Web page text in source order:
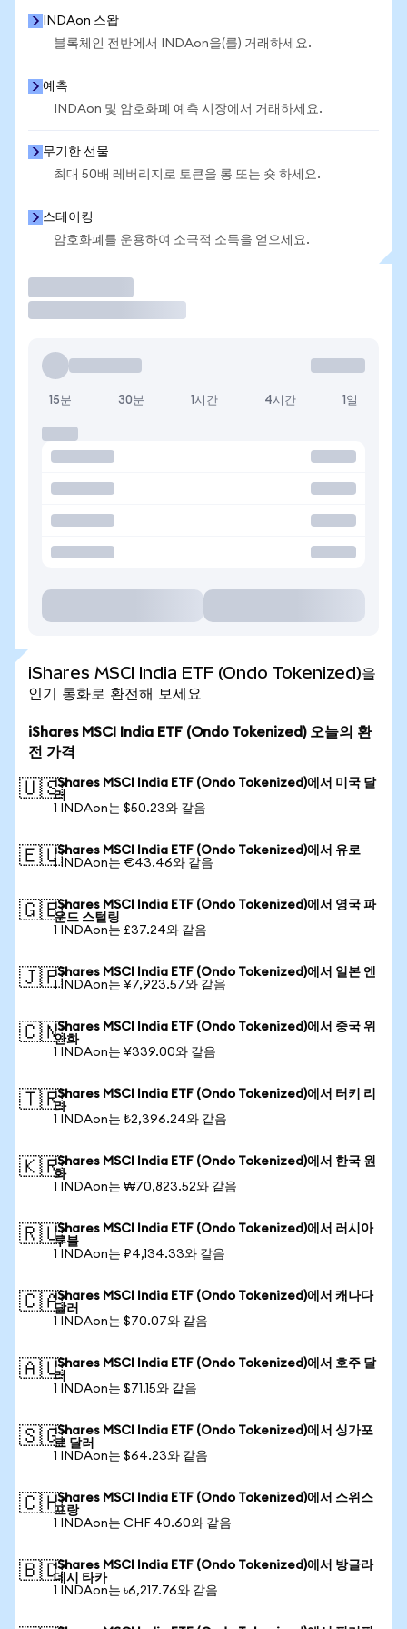
INDAon 스왑
블록체인 전반에서 INDAon을(를) 거래하세요.
예측
INDAon 및 암호화폐 예측 시장에서 거래하세요.
무기한 선물
최대 50배 레버리지로 토큰을 롱 또는 숏 하세요.
스테이킹
암호화폐를 운용하여 소극적 소득을 얻으세요.
15분 30분 1시간 4시간 1일
iShares MSCI India ETF (Ondo Tokenized)을
인기 통화로 환전해 보세요
iShares MSCI India ETF (Ondo Tokenized) 오늘의 환
전 가격
🇺🇸iShares MSCI India ETF (Ondo Tokenized)에서 미국 달
러
1 INDAon는 $50.23와 같음
🇪🇺iShares MSCI India ETF (Ondo Tokenized)에서 유로
1 INDAon는 €43.46와 같음
🇬🇧iShares MSCI India ETF (Ondo Tokenized)에서 영국 파
운드 스털링
1 INDAon는 £37.24와 같음
🇯🇵iShares MSCI India ETF (Ondo Tokenized)에서 일본 엔
1 INDAon는 ¥7,923.57와 같음
🇨🇳iShares MSCI India ETF (Ondo Tokenized)에서 중국 위
안화
1 INDAon는 ¥339.00와 같음
🇹🇷iShares MSCI India ETF (Ondo Tokenized)에서 터키 리
라
1 INDAon는 ₺2,396.24와 같음
🇰🇷iShares MSCI India ETF (Ondo Tokenized)에서 한국 원
화
1 INDAon는 ₩70,823.52와 같음
🇷🇺iShares MSCI India ETF (Ondo Tokenized)에서 러시아
루블
1 INDAon는 ₽4,134.33와 같음
🇨🇦iShares MSCI India ETF (Ondo Tokenized)에서 캐나다
달러
1 INDAon는 $70.07와 같음
🇦🇺iShares MSCI India ETF (Ondo Tokenized)에서 호주 달
러
1 INDAon는 $71.15와 같음
🇸🇬iShares MSCI India ETF (Ondo Tokenized)에서 싱가포
르 달러
1 INDAon는 $64.23와 같음
🇨🇭iShares MSCI India ETF (Ondo Tokenized)에서 스위스
프랑
1 INDAon는 CHF 40.60와 같음
🇧🇩iShares MSCI India ETF (Ondo Tokenized)에서 방글라
데시 타카
1 INDAon는 ৳6,217.76와 같음